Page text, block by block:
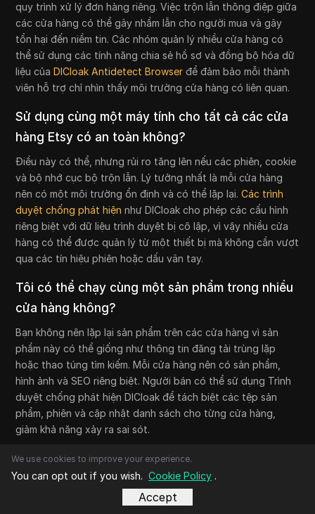
quy trình xử lý đơn hàng riêng. Việc trộn lẫn thông điệp giữa
các cửa hàng có thể gây nhầm lẫn cho người mua và gây
tổn hại đến niềm tin. Các nhóm quản lý nhiều cửa hàng có
thể sử dụng các tính năng chia sẻ hồ sơ và đồng bộ hóa dữ
liệu củaDICloak Antidetect Browser để đảm bảo mỗi thành
viên hỗ trợ chỉ nhìn thấy môi trường cửa hàng có liên quan.
Sử dụng cùng một máy tính cho tất cả các cửa
hàng Etsy có an toàn không?
Điều này có thể, nhưng rủi ro tăng lên nếu các phiên, cookie
và bộ nhớ cục bộ trộn lẫn. Lý tưởng nhất là mỗi cửa hàng
nên có một môi trường ổn định và có thể lặp lại.Các trình
duyệt chống phát hiện như DICloak cho phép các cấu hình
riêng biệt với dữ liệu trình duyệt bị cô lập, vì vậy nhiều cửa
hàng có thể được quản lý từ một thiết bị mà không cần vượt
qua các tín hiệu phiên hoặc dấu vân tay.
Tôi có thể chạy cùng một sản phẩm trong nhiều
cửa hàng không?
Bạn không nên lặp lại sản phẩm trên các cửa hàng vì sản
phẩm này có thể giống như thông tin đăng tải trùng lặp
hoặc thao túng tìm kiếm. Mỗi cửa hàng nên có sản phẩm,
hình ảnh và SEO riêng biệt. Người bán có thể sử dụng Trình
duyệt chống phát hiện DICloak để tách biệt các tệp sản
phẩm, phiên và cập nhật danh sách cho từng cửa hàng,
giảm khả năng xảy ra sai sót.
Tôi nên làm gì nếu một cửa hàng bị tạm ngưng?
Nếu cửa hàng bị tạm ngưng, đừng mở cửa hàng mới để bỏ
qua vấn đề. Đầu tiên, xác định lý do, khắc phục các vấn đề
We use cookies to improve your experience.
You can opt out if you wish. Cookie Policy .
Accept